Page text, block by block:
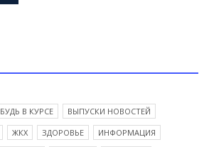
БУДЬ В КУРСЕ
ВЫПУСКИ НОВОСТЕЙ
ЖКХ ЗДОРОВЬЕ
ИНФОРМАЦИЯ